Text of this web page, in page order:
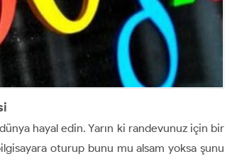
hayal edin. Yarın ki randevunuz için bir
oturup bunu mu alsam yoksa şunu